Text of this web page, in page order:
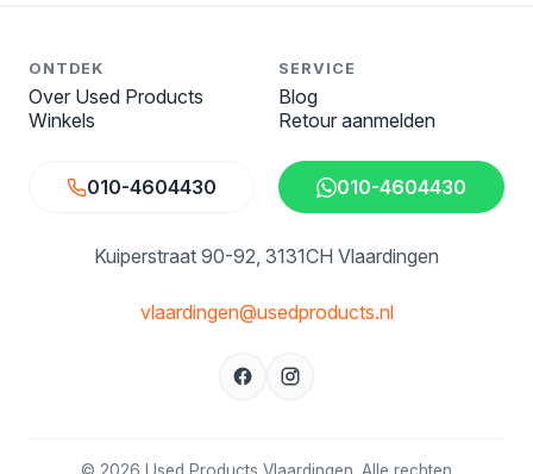
Kuiperstraat 90-92 3131CH Vlaardingen
ONTDEK
Over Used Products
Winkels
SERVICE
Blog
Retour aanmelden
010-4604430 010-4604430
vlaardingen@usedproducts.nl